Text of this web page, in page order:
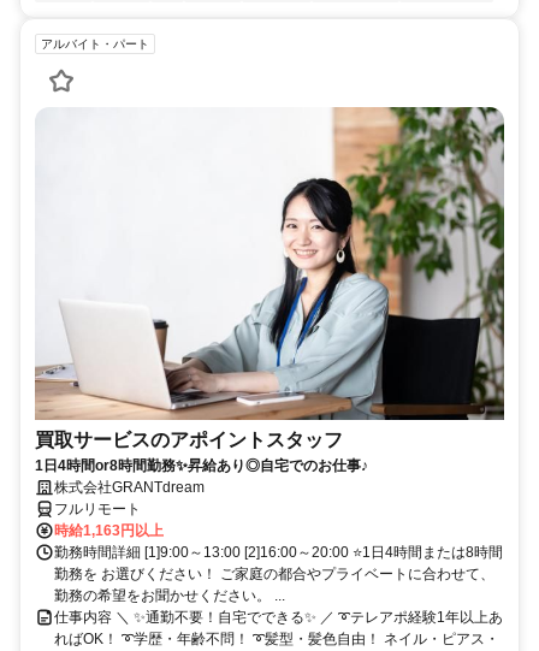
アルバイト・パート
買取サービスのアポイントスタッフ
1日4時間or8時間勤務✨昇給あり◎自宅でのお仕事♪
株式会社GRANTdream
フルリモート
時給1,163円以上
勤務時間詳細 [1]9:00～13:00 [2]16:00～20:00 ⭐1日4時間または8時間
勤務を お選びください！ ご家庭の都合やプライベートに合わせて、
勤務の希望をお聞かせください。 ...
仕事内容 ＼ ✨通勤不要！自宅でできる✨ ／ ➰テレアポ経験1年以上あ
ればOK！ ➰学歴・年齢不問！ ➰髪型・髪色自由！ ネイル・ピアス・